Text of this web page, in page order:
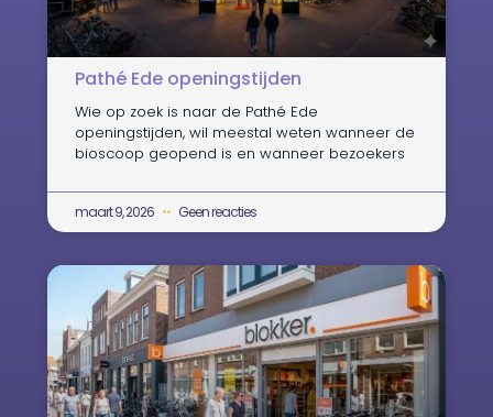
Pathé Ede openingstijden
Wie op zoek is naar de Pathé Ede
openingstijden, wil meestal weten wanneer de
bioscoop geopend is en wanneer bezoekers
maart 9, 2026 Geen reacties